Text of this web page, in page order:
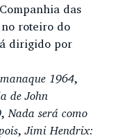
das
roteiro do
dirigido por
1964,
de John
,Nada será como
,Jimi Hendrix: